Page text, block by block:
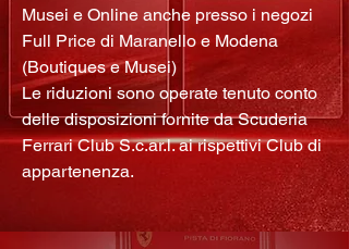
Musei e Online anche presso i negozi
Full Price di Maranello e Modena
(Boutiques e Musei)
Le riduzioni sono operate tenuto conto
delle disposizioni fornite da Scuderia
Ferrari Club S.c.ar.l. ai rispettivi Club di
appartenenza.